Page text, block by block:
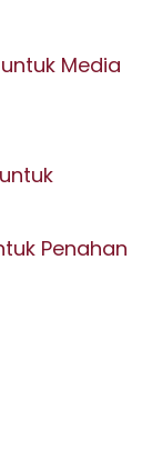
Media
Penahan